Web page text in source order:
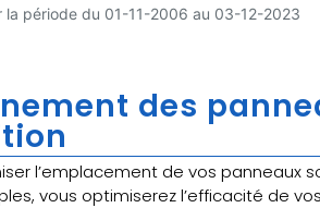
la période du 01-11-2006 au 03-12-2023
des
l’emplacement de vos panneaux
vous optimiserez l’efficacité de